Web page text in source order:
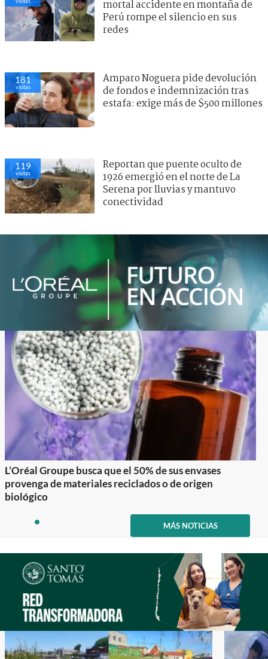
mortal accidente en montaña de
Perú rompe el silencio en sus
redes
181
visitas
Amparo Noguera pide devolución
de fondos e indemnización tras
estafa: exige más de $500 millones
119
visitas
Reportan que puente oculto de
1926 emergió en el norte de La
Serena por lluvias y mantuvo
conectividad
L’Oréal Groupe busca que el 50% de sus envases
provenga de materiales reciclados o de origen
biológico
item
1
MÁS NOTICIAS